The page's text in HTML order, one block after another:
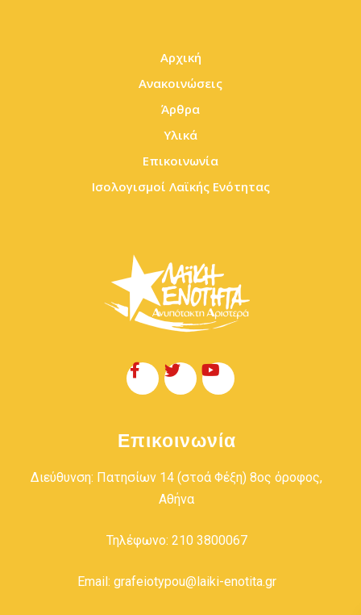
Αρχική
Ανακοινώσεις
Άρθρα
Υλικά
Επικοινωνία
Ισολογισμοί Λαϊκής Ενότητας
Επικοινωνία
Διεύθυνση: Πατησίων 14 (στοά Φέξη) 8ος όροφος,
Αθήνα
Τηλέφωνο: 210 3800067
Email: grafeiotypou@laiki-enotita.gr